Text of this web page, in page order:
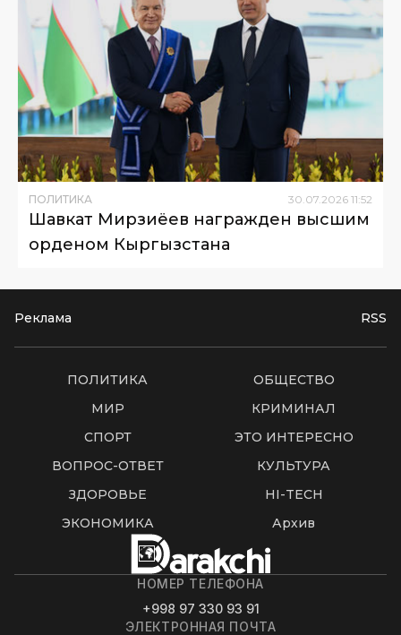
ПОЛИТИКА 30 07 2026 11:52
Шавкат Мирзиёев награжден высшим
орденом Кыргызстана
Реклама RSS
ПОЛИТИКА
ОБЩЕСТВО
МИР
КРИМИНАЛ
СПОРТ
ЭТО ИНТЕРЕСНО
ВОПРОС-ОТВЕТ
КУЛЬТУРА
ЗДОРОВЬЕ
HI-TECH
ЭКОНОМИКА
Архив
НОМЕР ТЕЛЕФОНА
+998 97 330 93 91
ЭЛЕКТРОННАЯ ПОЧТА